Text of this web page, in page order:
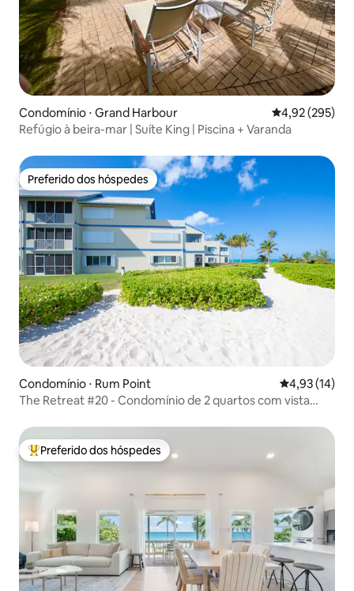
Condomínio ⋅ Grand Harbour 4,92 de uma
4,92 (295)
Refúgio à beira-mar | Suíte King | Piscina + Varanda
Preferido dos hóspedes
Preferido dos hóspedes
Condomínio ⋅ Rum Point 4,93 de uma
4,93 (14)
The Retreat #20 - Condomínio de 2 quartos com vista
Entre os melhores preferidos dos hóspedes
Preferido dos hóspedes